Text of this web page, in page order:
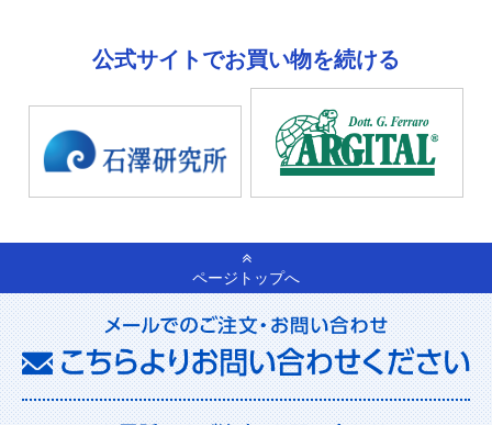
公式サイトでお買い物を続ける
ページトップへ